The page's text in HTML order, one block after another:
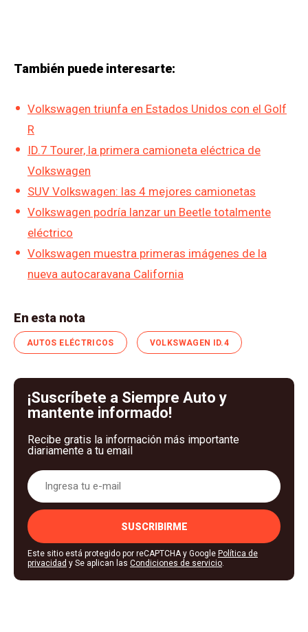
También puede interesarte:
Volkswagen triunfa en Estados Unidos con el Golf
R
ID.7 Tourer, la primera camioneta eléctrica de
Volkswagen
SUV Volkswagen: las 4 mejores camionetas
Volkswagen podría lanzar un Beetle totalmente
eléctrico
Volkswagen muestra primeras imágenes de la
nueva autocaravana California
En esta nota
AUTOS ELÉCTRICOS VOLKSWAGEN ID.4
¡Suscríbete a Siempre Auto y
mantente informado!
Recibe gratis la información más importante
diariamente a tu email
SUSCRIBIRME
Este sitio está protegido por reCAPTCHA y Google Política de
privacidad y Se aplican las Condiciones de servicio.